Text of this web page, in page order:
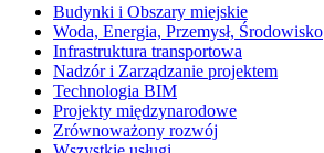
Budynki i Obszary miejskie
Woda, Energia, Przemysł, Środowisko
Infrastruktura transportowa
Nadzór i Zarządzanie projektem
Technologia BIM
Projekty międzynarodowe
Zrównoważony rozwój